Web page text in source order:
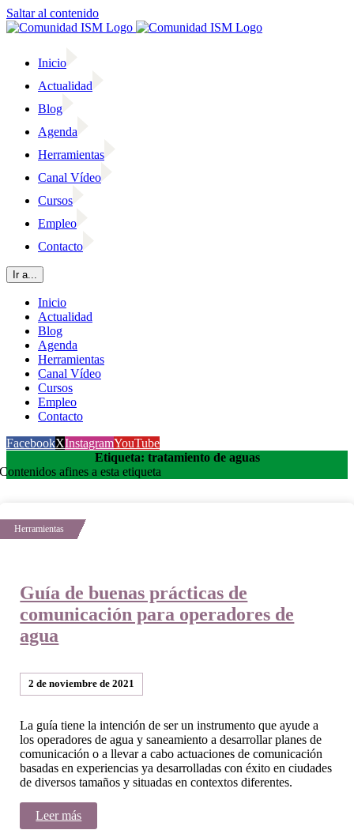
Saltar al contenido
Inicio
Actualidad
Blog
Agenda
Herramientas
Canal Vídeo
Cursos
Empleo
Contacto
Ir a...
Inicio
Actualidad
Blog
Agenda
Herramientas
Canal Vídeo
Cursos
Empleo
Contacto
FacebookXInstagramYouTube
Etiqueta: tratamiento de aguas
Contenidos afines a esta etiqueta
Guía de buenas prácticas de
comunicación para operadores de
agua
2 de noviembre de 2021
La guía tiene la intención de ser un instrumento que ayude a
los operadores de agua y saneamiento a desarrollar planes de
comunicación o a llevar a cabo actuaciones de comunicación
basadas en experiencias ya desarrolladas con éxito en ciudades
de diversos tamaños y situadas en contextos diferentes.
Leer más